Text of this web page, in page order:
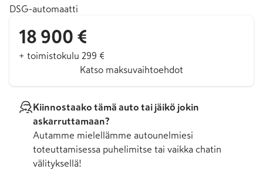
DSG-automaatti
18 900 €
+ toimistokulu 299 €
Katso maksuvaihtoehdot
Kiinnostaako tämä auto tai jäikö jokin
askarruttamaan?
Autamme mielellämme autounelmiesi
toteuttamisessa puhelimitse tai vaikka chatin
välityksellä!